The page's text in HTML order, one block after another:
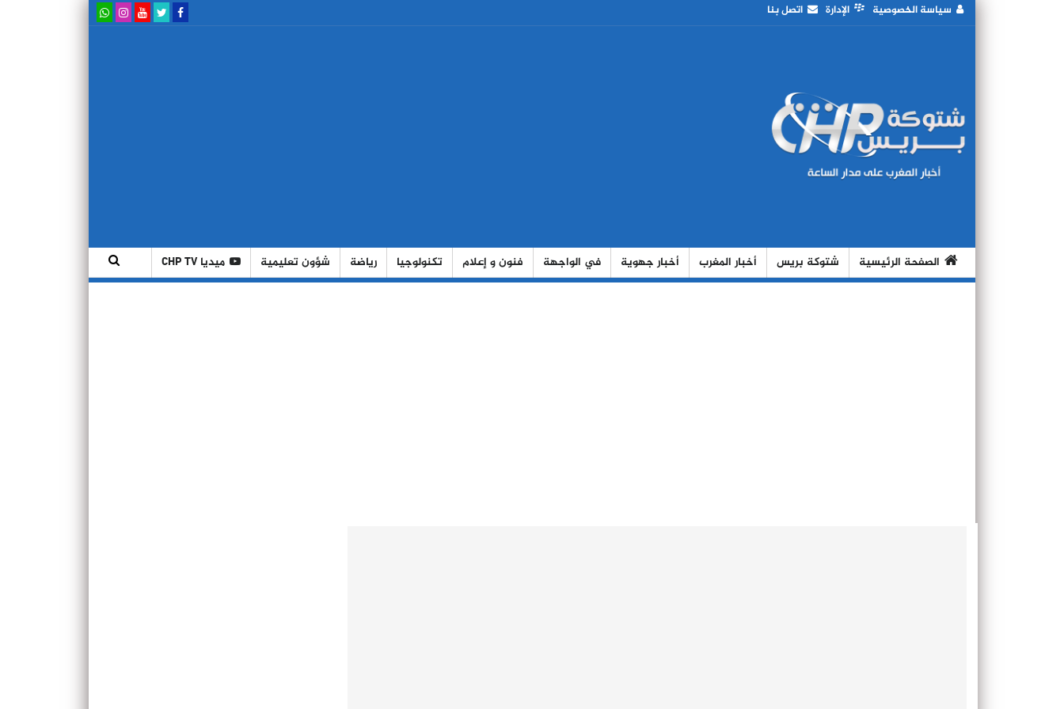
سياسة الخصوصية الإدارة اتصل بنا
الصفحة الرئيسية شتوكة بريس أخبار المغرب أخبار جهوية في الواجهة فنون و إعلام تكنولوجيا رياضة شؤون تعليمية ميديا CHP TV